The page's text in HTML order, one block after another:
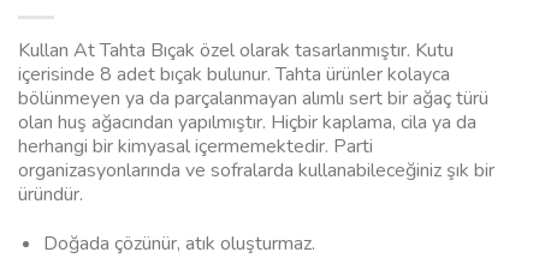
Kullan At Tahta Bıçak özel olarak tasarlanmıştır. Kutu
içerisinde 8 adet bıçak bulunur. Tahta ürünler kolayca
bölünmeyen ya da parçalanmayan alımlı sert bir ağaç türü
olan huş ağacından yapılmıştır. Hiçbir kaplama, cila ya da
herhangi bir kimyasal içermemektedir. Parti
organizasyonlarında ve sofralarda kullanabileceğiniz şık bir
üründür.
Doğada çözünür, atık oluşturmaz.